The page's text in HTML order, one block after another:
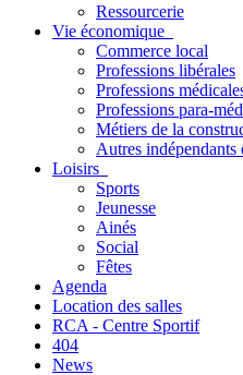
Ressourcerie
Vie économique
Commerce local
Professions libérales
Professions
Professions para-
Métiers de la
Autres indépendants
Loisirs
Sports
Jeunesse
Ainés
Social
Fêtes
Agenda
Location des salles
RCA - Centre Sportif
404
News